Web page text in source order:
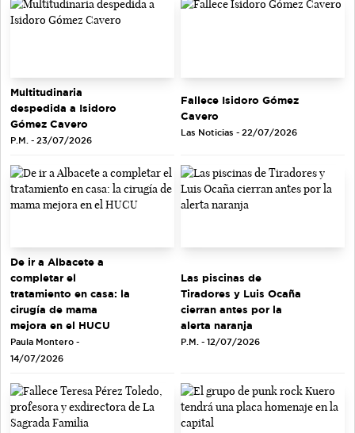
Multitudinaria
despedida a Isidoro
Gómez Cavero
P.M. - 23/07/2026
Fallece Isidoro Gómez
Cavero
Las Noticias - 22/07/2026
De ir a Albacete a
completar el
tratamiento en casa: la
cirugía de mama
mejora en el HUCU
Paula Montero -
14/07/2026
Las piscinas de
Tiradores y Luis Ocaña
cierran antes por la
alerta naranja
P.M. - 12/07/2026